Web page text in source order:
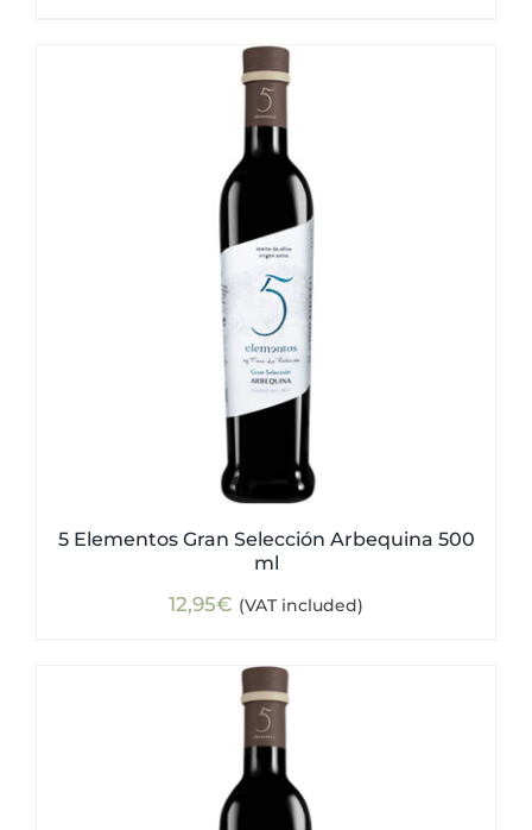
5 Elementos Gran Selección Arbequina 500
ml
12,95€ (VAT included)